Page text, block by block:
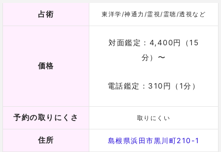
占術 東洋学/神通力/霊視/霊聴/透視など
価格
対面鑑定：4,400円（15
分）〜
電話鑑定：310円（1分）
予約の取りにくさ 取りにくい
住所 島根県浜田市黒川町210-1